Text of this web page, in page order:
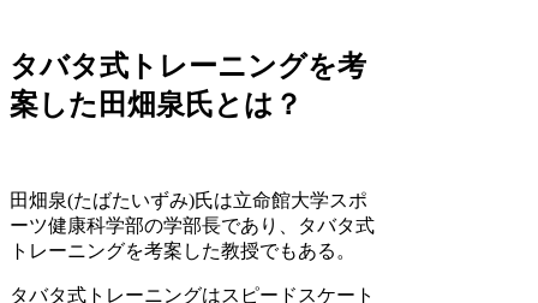
タバタ式トレーニングを考
案した田畑泉氏とは？
田畑泉(たばたいずみ)氏は立命館大学スポ
ーツ健康科学部の学部長であり、タバタ式
トレーニングを考案した教授でもある。
タバタ式トレーニングはスピードスケート